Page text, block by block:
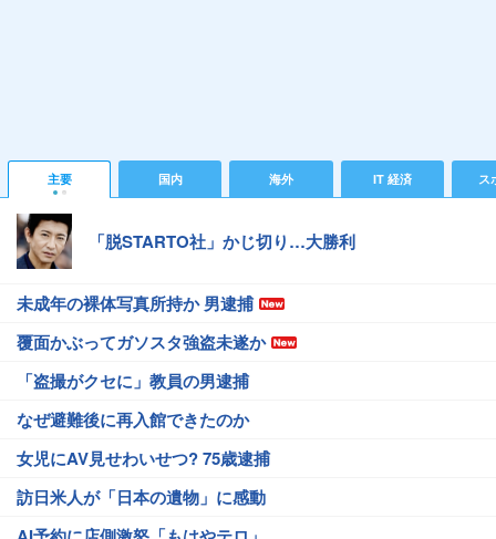
主要 国内 海外 IT 経済 ス
「脱STARTO社」かじ切り…大勝利
未成年の裸体写真所持か 男逮捕
覆面かぶってガソスタ強盗未遂か
「盗撮がクセに」教員の男逮捕
なぜ避難後に再入館できたのか
女児にAV見せわいせつ? 75歳逮捕
訪日米人が「日本の遺物」に感動